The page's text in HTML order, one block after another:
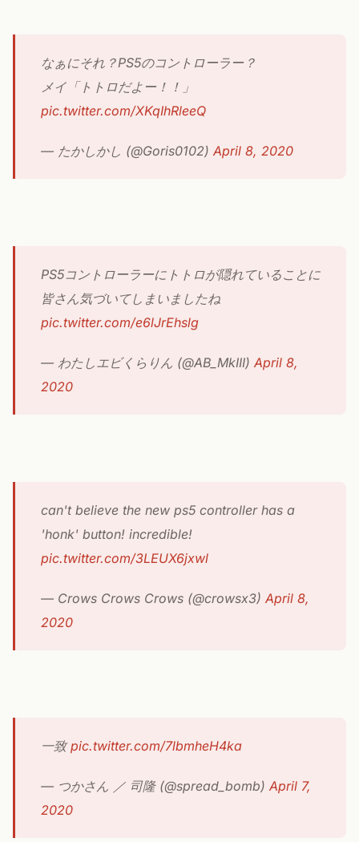
なぁにそれ？PS5のコントローラー？
メイ「トトロだよー！！」
pic.twitter.com/XKqIhRleeQ
— たかしかし (@Goris0102) April 8, 2020
PS5コントローラーにトトロが隠れていることに
皆さん気づいてしまいましたね
pic.twitter.com/e6lJrEhslg
— わたしエビくらりん (@AB_MkIII) April 8,
2020
can't believe the new ps5 controller has a
'honk' button! incredible!
pic.twitter.com/3LEUX6jxwl
— Crows Crows Crows (@crowsx3) April 8,
2020
一致pic.twitter.com/7lbmheH4ka
— つかさん ／ 司隆 (@spread_bomb) April 7,
2020